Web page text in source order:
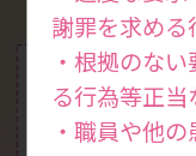
謝罪を求める
・根拠のな
る行為等正
・職員や他